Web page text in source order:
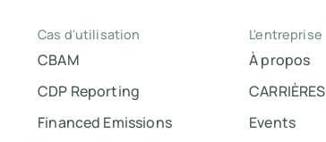
Cas d'utilisation
CBAM
CDP Reporting
Financed Emissions
L'entreprise
À propos
CARRIÈRES
Events